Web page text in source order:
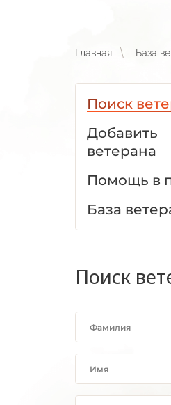
Главная База
Поиск
Добавить
ветерана
Помощь в
База
Поиск